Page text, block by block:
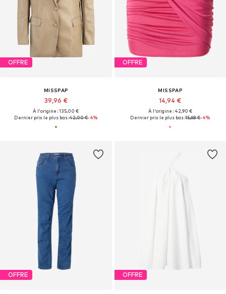
OFFRE
MISSPAP
39,96 €
À l'origine : 135,00 €
Dernier prix le plus bas :42,00 €-4%
OFFRE
MISSPAP
14,94 €
À l'origine : 42,90 €
Dernier prix le plus bas :15,68 €-4%
OFFRE OFFRE